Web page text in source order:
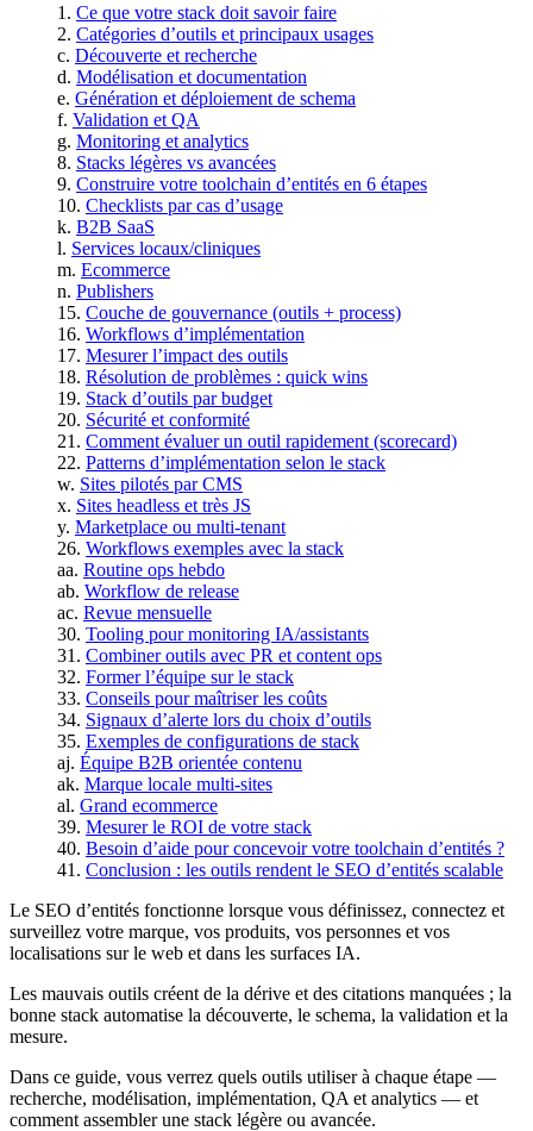
Ce que votre stack doit savoir faire
Catégories d’outils et principaux usages
Découverte et recherche
Modélisation et documentation
Génération et déploiement de schema
Validation et QA
Monitoring et analytics
Stacks légères vs avancées
Construire votre toolchain d’entités en 6 étapes
Checklists par cas d’usage
B2B SaaS
Services locaux/cliniques
Ecommerce
Publishers
Couche de gouvernance (outils + process)
Workflows d’implémentation
Mesurer l’impact des outils
Résolution de problèmes : quick wins
Stack d’outils par budget
Sécurité et conformité
Comment évaluer un outil rapidement (scorecard)
Patterns d’implémentation selon le stack
Sites pilotés par CMS
Sites headless et très JS
Marketplace ou multi-tenant
Workflows exemples avec la stack
Routine ops hebdo
Workflow de release
Revue mensuelle
Tooling pour monitoring IA/assistants
Combiner outils avec PR et content ops
Former l’équipe sur le stack
Conseils pour maîtriser les coûts
Signaux d’alerte lors du choix d’outils
Exemples de configurations de stack
Équipe B2B orientée contenu
Marque locale multi-sites
Grand ecommerce
Mesurer le ROI de votre stack
Besoin d’aide pour concevoir votre toolchain d’entités ?
Conclusion : les outils rendent le SEO d’entités scalable
Le SEO d’entités fonctionne lorsque vous définissez, connectez et
surveillez votre marque, vos produits, vos personnes et vos
localisations sur le web et dans les surfaces IA.
Les mauvais outils créent de la dérive et des citations manquées ; la
bonne stack automatise la découverte, le schema, la validation et la
mesure.
Dans ce guide, vous verrez quels outils utiliser à chaque étape —
recherche, modélisation, implémentation, QA et analytics — et
comment assembler une stack légère ou avancée.